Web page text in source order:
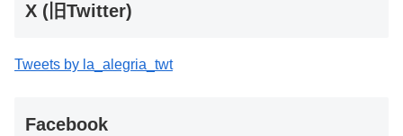
X (旧Twitter)
Tweets by la_alegria_twt
Facebook